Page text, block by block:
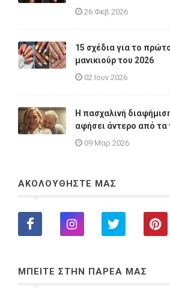
26 Φεβ 2026
15 σχέδια για το
μανικιούρ του 2026
02 Ιουν 2026
Η πασχαλινή
αφήσει άντερο από τα
09 Μαρ 2026
ΑΚΟΛΟΥΘΗΣΤΕ ΜΑΣ
ΜΠΕΙΤΕ ΣΤΗΝ ΠΑΡΕΑ ΜΑΣ